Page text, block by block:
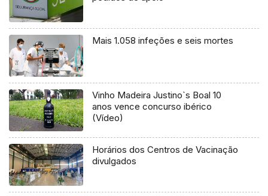
Mais 1.058 infeções e seis mortes
Vinho Madeira Justino`s Boal 10
anos vence concurso ibérico
(Vídeo)
Horários dos Centros de Vacinação
divulgados